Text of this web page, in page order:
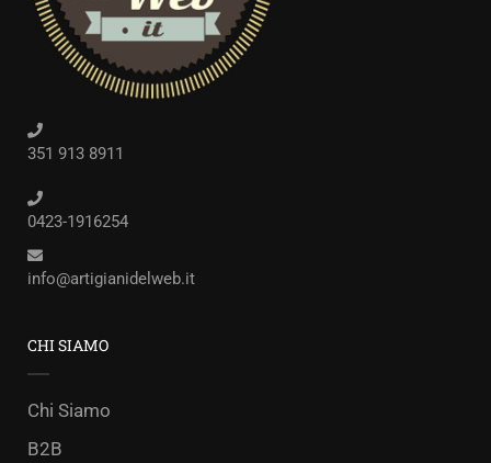
351 913 8911
0423-1916254
info@artigianidelweb.it
CHI SIAMO
Chi Siamo
B2B